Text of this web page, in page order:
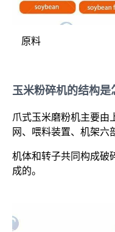
原料
玉米粉碎机的结构是
爪式玉米磨粉机主要由
网、喂料装置、机架六
机体和转子共同构成破
成的。